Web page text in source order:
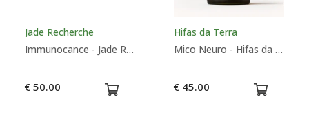
Jade Recherche
Immunocance - Jade Recherche
€ 50.00
Hifas da Terra
Mico Neuro - Hifas da Terra
€ 45.00